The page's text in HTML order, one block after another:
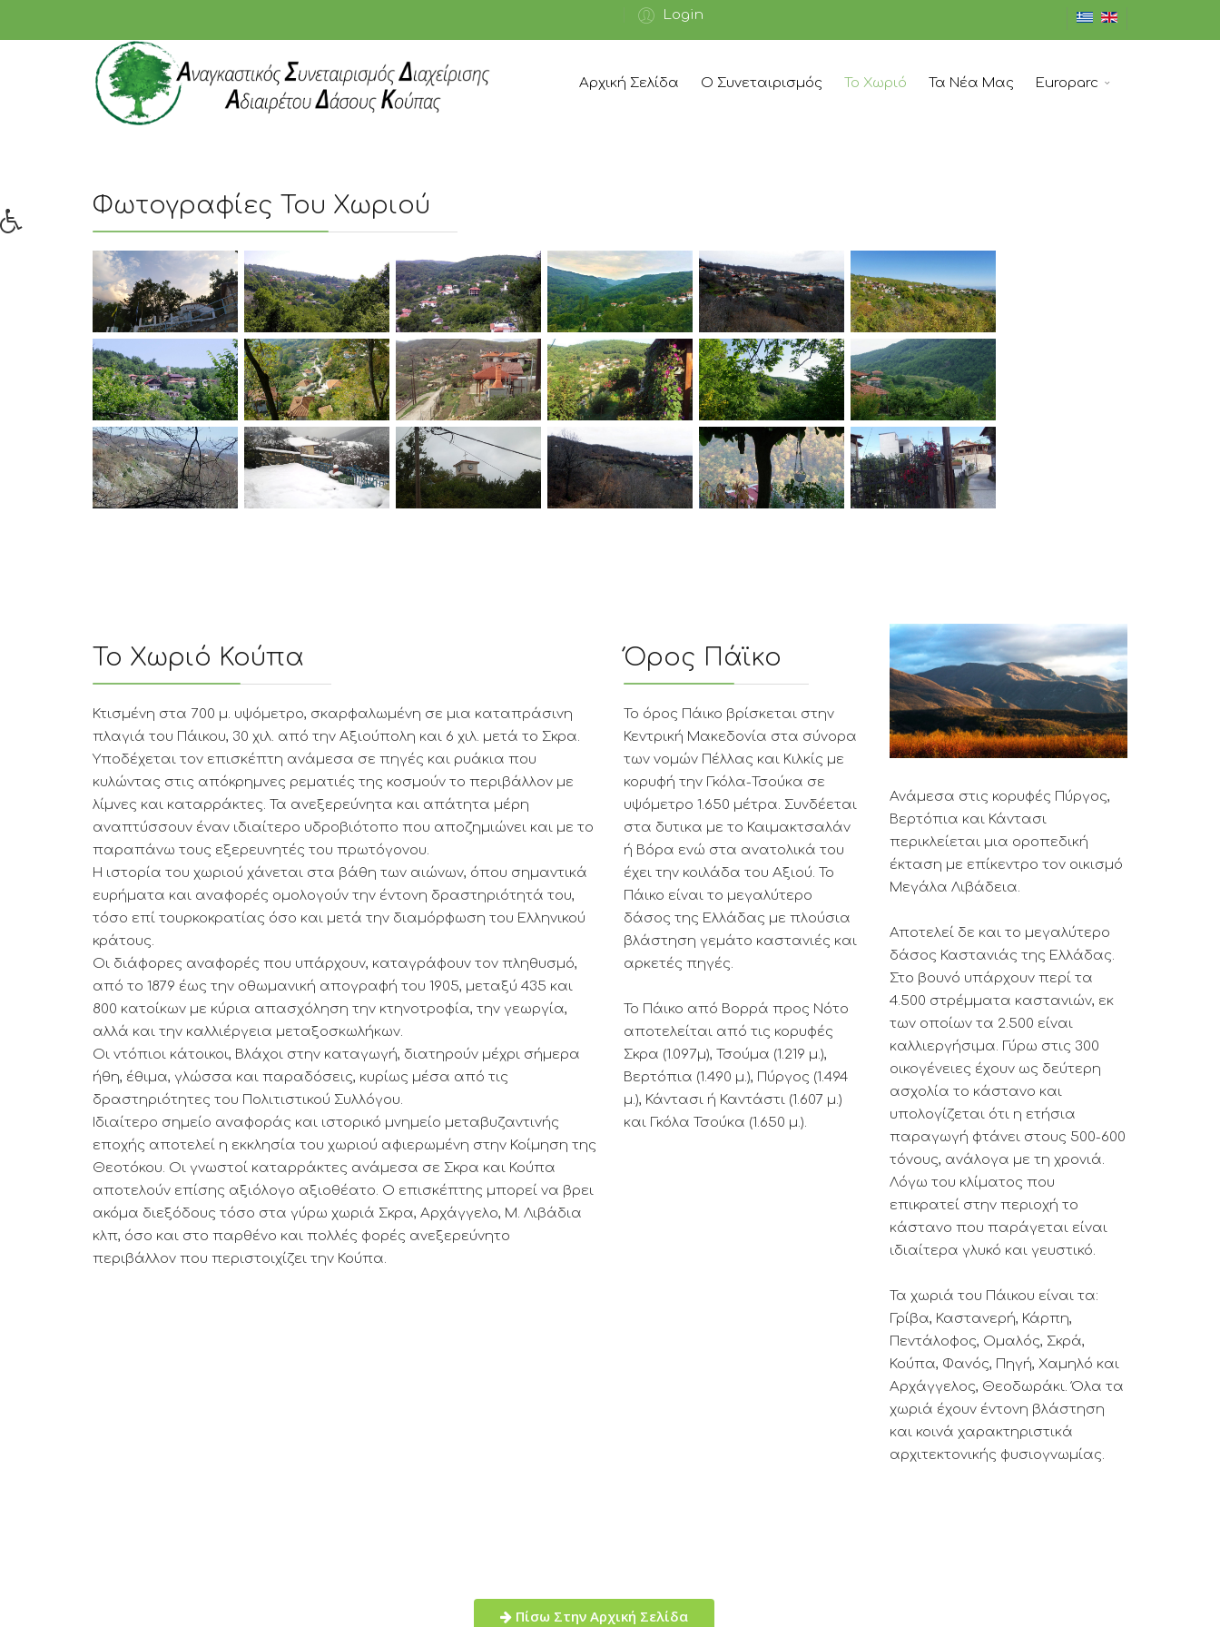
Login
Αρχική Σελίδα Ο Συνεταιρισμός Το Χωριό Τα Νέα Μας Europarc
Φωτογραφίες Του Χωριού
Το Χωριό Κούπα
Κτισμένη στα 700 μ. υψόμετρο, σκαρφαλωμένη σε μια καταπράσινη
πλαγιά του Πάικου, 30 χιλ. από την Αξιούπολη και 6 χιλ. μετά το Σκρα.
Υποδέχεται τον επισκέπτη ανάμεσα σε πηγές και ρυάκια που
κυλώντας στις απόκρημνες ρεματιές της κοσμούν το περιβάλλον με
λίμνες και καταρράκτες. Τα ανεξερεύνητα και απάτητα μέρη
αναπτύσσουν έναν ιδιαίτερο υδροβιότοπο που αποζημιώνει και με το
παραπάνω τους εξερευνητές του πρωτόγονου.
Η ιστορία του χωριού χάνεται στα βάθη των αιώνων, όπου σημαντικά
ευρήματα και αναφορές ομολογούν την έντονη δραστηριότητά του,
τόσο επί τουρκοκρατίας όσο και μετά την διαμόρφωση του Ελληνικού
κράτους.
Οι διάφορες αναφορές που υπάρχουν, καταγράφουν τον πληθυσμό,
από το 1879 έως την οθωμανική απογραφή του 1905, μεταξύ 435 και
800 κατοίκων με κύρια απασχόληση την κτηνοτροφία, την γεωργία,
αλλά και την καλλιέργεια μεταξοσκωλήκων.
Οι ντόπιοι κάτοικοι, Βλάχοι στην καταγωγή, διατηρούν μέχρι σήμερα
ήθη, έθιμα, γλώσσα και παραδόσεις, κυρίως μέσα από τις
δραστηριότητες του Πολιτιστικού Συλλόγου.
Ιδιαίτερο σημείο αναφοράς και ιστορικό μνημείο μεταβυζαντινής
εποχής αποτελεί η εκκλησία του χωριού αφιερωμένη στην Κοίμηση της
Θεοτόκου. Οι γνωστοί καταρράκτες ανάμεσα σε Σκρα και Κούπα
αποτελούν επίσης αξιόλογο αξιοθέατο. Ο επισκέπτης μπορεί να βρει
ακόμα διεξόδους τόσο στα γύρω χωριά Σκρα, Αρχάγγελο, Μ. Λιβάδια
κλπ, όσο και στο παρθένο και πολλές φορές ανεξερεύνητο
περιβάλλον που περιστοιχίζει την Κούπα.
Όρος Πάϊκο
Το όρος Πάικο βρίσκεται στην
Κεντρική Μακεδονία στα σύνορα
των νομών Πέλλας και Κιλκίς με
κορυφή την Γκόλα-Τσούκα σε
υψόμετρο 1.650 μέτρα. Συνδέεται
στα δυτικα με το Καιμακτσαλάν
ή Βόρα ενώ στα ανατολικά του
έχει την κοιλάδα του Αξιού. Το
Πάικο είναι το μεγαλύτερο
δάσος της Ελλάδας με πλούσια
βλάστηση γεμάτο καστανιές και
αρκετές πηγές.
Το Πάικο από Βορρά προς Νότο
αποτελείται από τις κορυφές
Σκρα (1.097μ), Τσούμα (1.219 μ.),
Βερτόπια (1.490 μ.), Πύργος (1.494
μ.), Κάντασι ή Καντάστι (1.607 μ.)
και Γκόλα Τσούκα (1.650 μ.).
Ανάμεσα στις κορυφές Πύργος,
Βερτόπια και Κάντασι
περικλείεται μια οροπεδική
έκταση με επίκεντρο τον οικισμό
Μεγάλα Λιβάδεια.
Αποτελεί δε και το μεγαλύτερο
δάσος Καστανιάς της Ελλάδας.
Στο βουνό υπάρχουν περί τα
4.500 στρέμματα καστανιών, εκ
των οποίων τα 2.500 είναι
καλλιεργήσιμα. Γύρω στις 300
οικογένειες έχουν ως δεύτερη
ασχολία το κάστανο και
υπολογίζεται ότι η ετήσια
παραγωγή φτάνει στους 500-600
τόνους, ανάλογα με τη χρονιά.
Λόγω του κλίματος που
επικρατεί στην περιοχή το
κάστανο που παράγεται είναι
ιδιαίτερα γλυκό και γευστικό.
Τα χωριά του Πάικου είναι τα:
Γρίβα, Καστανερή, Κάρπη,
Πεντάλοφος, Ομαλός, Σκρά,
Κούπα, Φανός, Πηγή, Χαμηλό και
Αρχάγγελος, Θεοδωράκι. Όλα τα
χωριά έχουν έντονη βλάστηση
και κοινά χαρακτηριστικά
αρχιτεκτονικής φυσιογνωμίας.
Πίσω Στην Αρχική Σελίδα